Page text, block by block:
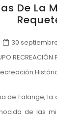
De La
30
RECREACIÓN
de Falange, la
de las